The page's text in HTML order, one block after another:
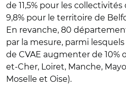
de 11,5% pour les
9,8% pour le territoire de
En revanche, 80
par la mesure, parmi
de CVAE augmenter de 10%
et-Cher, Loiret, Manche,
Moselle et Oise).